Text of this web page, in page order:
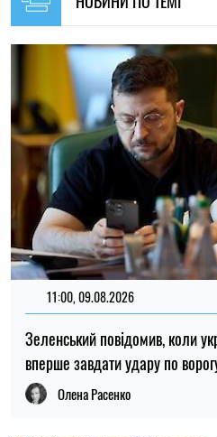
11:00, 09.08.2026
Зеленський повідомив, коли
вперше завдати удару по
Олена Расенко